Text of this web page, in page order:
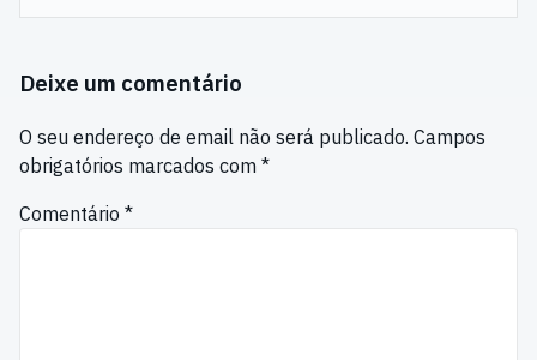
Deixe um comentário
O seu endereço de email não será publicado. Campos
obrigatórios marcados com *
Comentário *